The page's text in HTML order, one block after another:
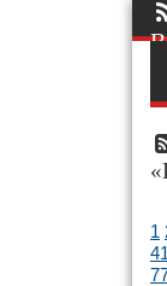
1
41